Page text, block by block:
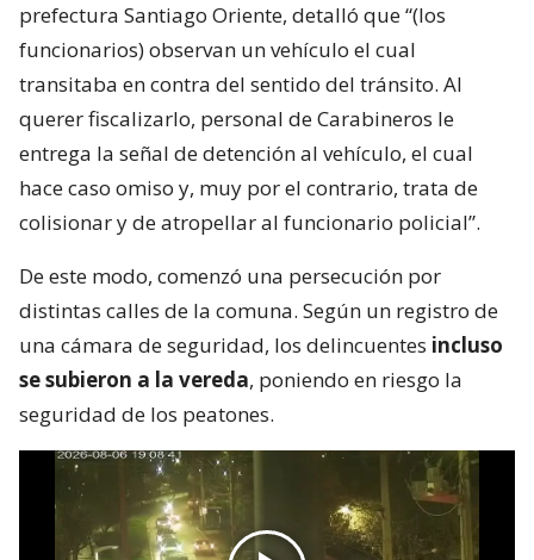
prefectura Santiago Oriente, detalló que “(los
funcionarios) observan un vehículo el cual
transitaba en contra del sentido del tránsito. Al
querer fiscalizarlo, personal de Carabineros le
entrega la señal de detención al vehículo, el cual
hace caso omiso y, muy por el contrario, trata de
colisionar y de atropellar al funcionario policial”.
De este modo, comenzó una persecución por
distintas calles de la comuna. Según un registro de
una cámara de seguridad, los delincuentes incluso
se subieron a la vereda, poniendo en riesgo la
seguridad de los peatones.